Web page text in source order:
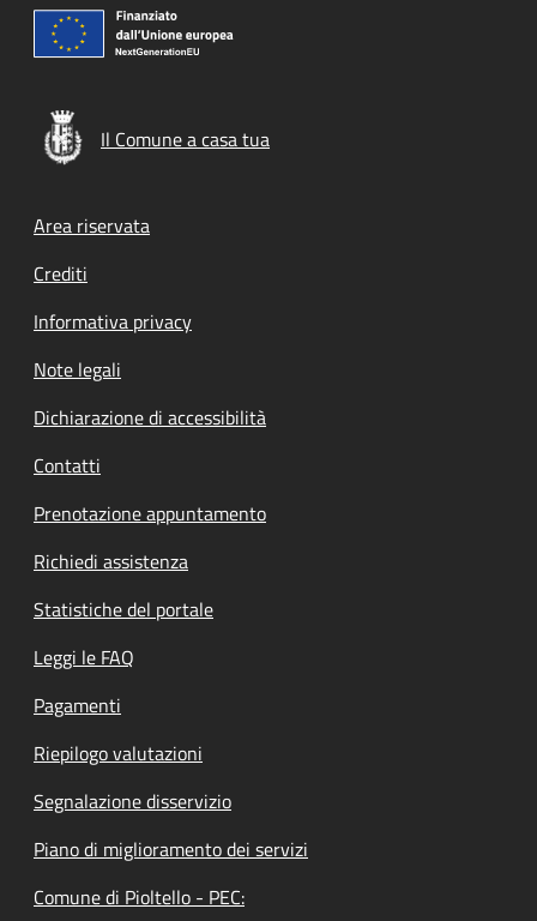
Il Comune a casa tua
Footer menu
Area riservata
Crediti
Informativa privacy
Note legali
Dichiarazione di accessibilità
Contatti
Prenotazione appuntamento
Richiedi assistenza
Statistiche del portale
Leggi le FAQ
Pagamenti
Riepilogo valutazioni
Segnalazione disservizio
Piano di miglioramento dei servizi
Comune di Pioltello - PEC: